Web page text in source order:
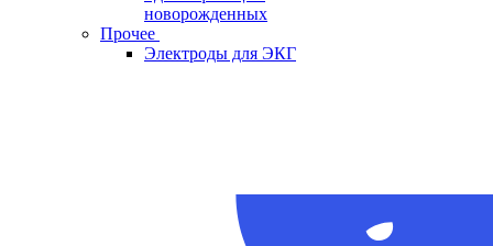
новорожденных
Прочее
Электроды для ЭКГ